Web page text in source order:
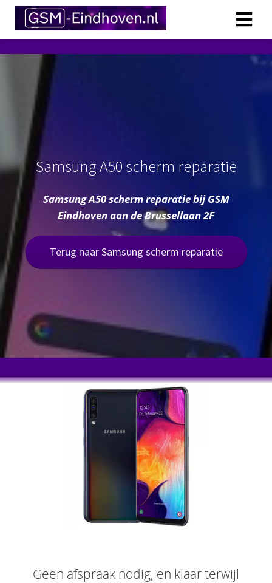
Samsung A50 scherm reparatie
Samsung A50 scherm reparatie bij GSM
Eindhoven aan de Brussellaan 2F
Terug naar Samsung scherm reparatie
Geen afspraak nodig, en klaar terwijl